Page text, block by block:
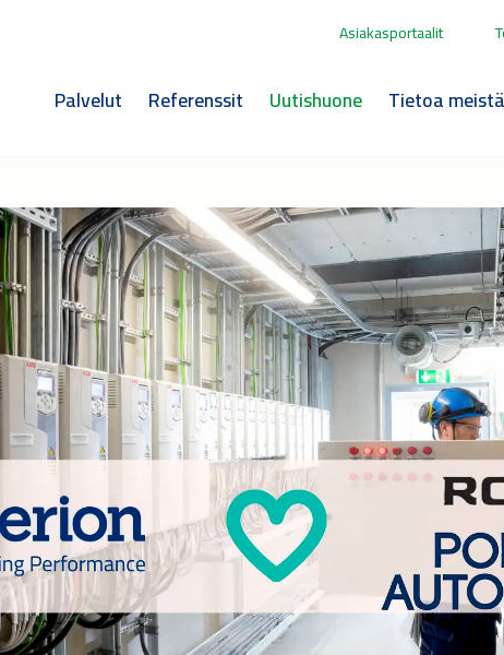
Asiakasportaalit
Palvelut Referenssit Uutishuone Tietoa meistä